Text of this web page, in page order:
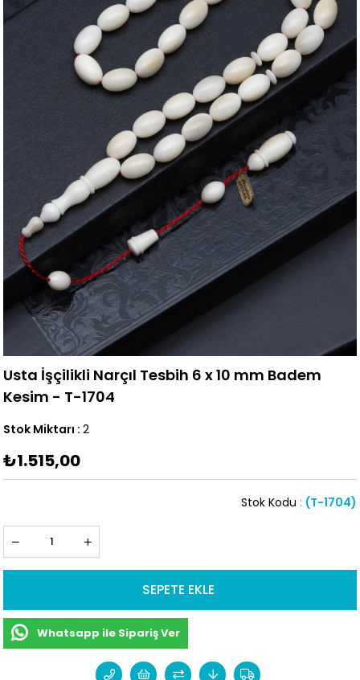
Usta İşçilikli Narçıl Tesbih 6 x 10 mm Badem
Kesim - T-1704
Stok Miktarı : 2
₺1.515,00
(T-1704)
Stok Kodu
Whatsapp ile Sipariş Ver